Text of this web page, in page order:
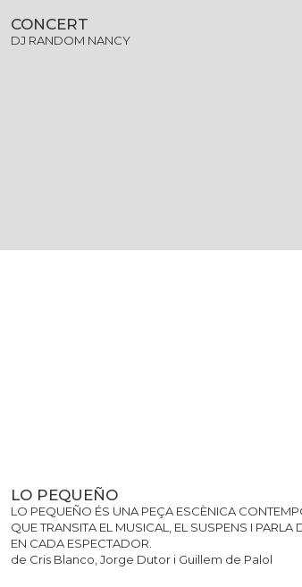
CONCERT
DJ RANDOM NANCY
LO PEQUEÑO
LO PEQUEÑO ÉS UNA PEÇA ESCÈNICA
QUE TRANSITA EL MUSICAL, EL SUSPENS I PARLA
EN CADA ESPECTADOR.
de Cris Blanco, Jorge Dutor i Guillem de Palol